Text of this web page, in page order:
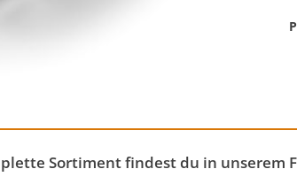
Sortiment findest du in unserem